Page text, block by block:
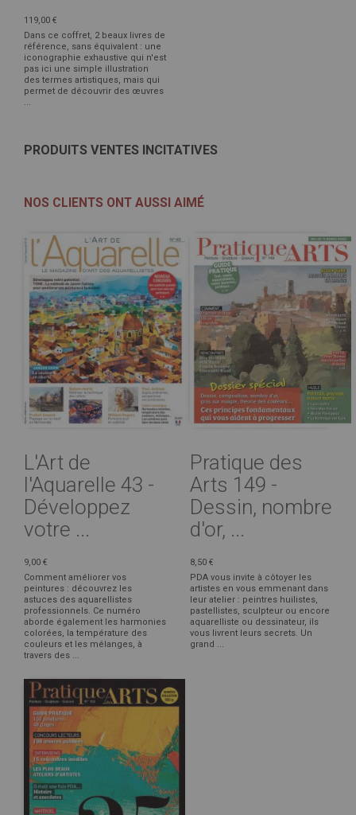
119,00 €
Dans ce coffret, 2 beaux livres de
référence, sans équivalent : une
iconographie exhaustive qui n'est
pas ici une simple illustration
des termes artistiques, mais qui
permet de découvrir des œuvres
PRODUITS VENTES INCITATIVES
NOS CLIENTS ONT AUSSI AIMÉ
L'Art de
l'Aquarelle 43 -
Développez
votre ...
9,00 €
Comment améliorer vos
peintures : découvrez les
astuces des aquarellistes
professionnels. Ce numéro
aborde également les harmonies
colorées, la température des
couleurs et les mélanges, à
travers des ...
Pratique des
Arts 149 -
Dessin, nombre
d'or, ...
8,50 €
PDA vous invite à côtoyer les
artistes en vous emmenant dans
leur atelier : peintres huilistes,
pastellistes, sculpteur ou encore
aquarelliste ou dessinateur, ils
vous livrent leurs secrets. Un
grand ...